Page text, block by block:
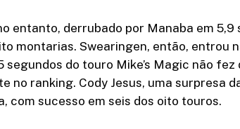
entanto, derrubado por Manaba em
montarias. Swearingen, então, entrou
segundos do touro Mike’s Magic não
no ranking. Cody Jesus, uma surpresa
com sucesso em seis dos oito touros.